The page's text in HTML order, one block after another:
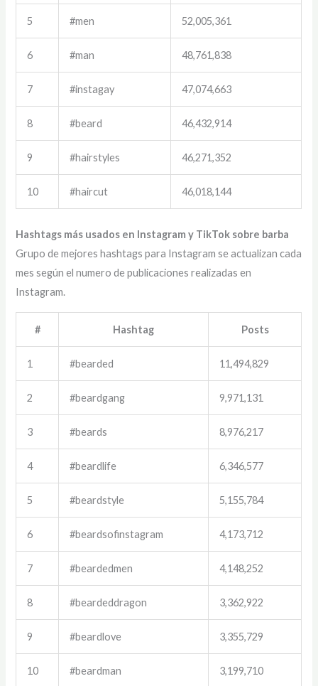
5 #men 52,005,361
6 #man 48,761,838
7 #instagay 47,074,663
8 #beard 46,432,914
9 #hairstyles 46,271,352
10 #haircut 46,018,144
Hashtags más usados en Instagram y TikTok sobre barba
Grupo de mejores hashtags para Instagram se actualizan cada
mes según el numero de publicaciones realizadas en
Instagram.
# Hashtag Posts
1 #bearded 11,494,829
2 #beardgang 9,971,131
3 #beards 8,976,217
4 #beardlife 6,346,577
5 #beardstyle 5,155,784
6 #beardsofinstagram 4,173,712
7 #beardedmen 4,148,252
8 #beardeddragon 3,362,922
9 #beardlove 3,355,729
10 #beardman 3,199,710